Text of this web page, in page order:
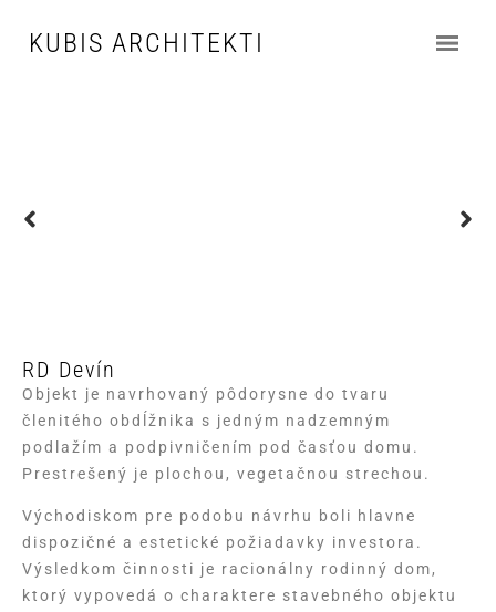
KUBIS ARCHITEKTI
RD Devín
Objekt je navrhovaný pôdorysne do tvaru
členitého obdĺžnika s jedným nadzemným
podlažím a podpivničením pod časťou domu.
Prestrešený je plochou, vegetačnou strechou.
Východiskom pre podobu návrhu boli hlavne
dispozičné a estetické požiadavky investora.
Výsledkom činnosti je racionálny rodinný dom,
ktorý vypovedá o charaktere stavebného objektu